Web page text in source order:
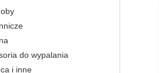
do wypalania
i inne